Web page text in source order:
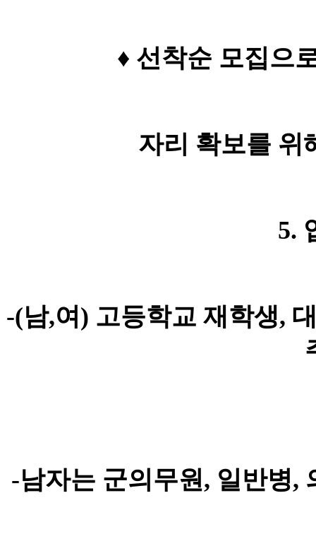
♦ 선착순 모집으
자리 확보를 위
5.
-(남,여 ) 고등학교 재학생,
-남자는 군의무원, 일반병,